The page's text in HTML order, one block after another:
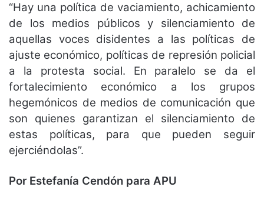
“Hay una política de vaciamiento, achicamiento
de los medios públicos y silenciamiento de
aquellas voces disidentes a las políticas de
ajuste económico, políticas de represión policial
a la protesta social. En paralelo se da el
fortalecimiento económico a los grupos
hegemónicos de medios de comunicación que
son quienes garantizan el silenciamiento de
estas políticas, para que pueden seguir
ejerciéndolas”.
Por Estefanía Cendón para APU